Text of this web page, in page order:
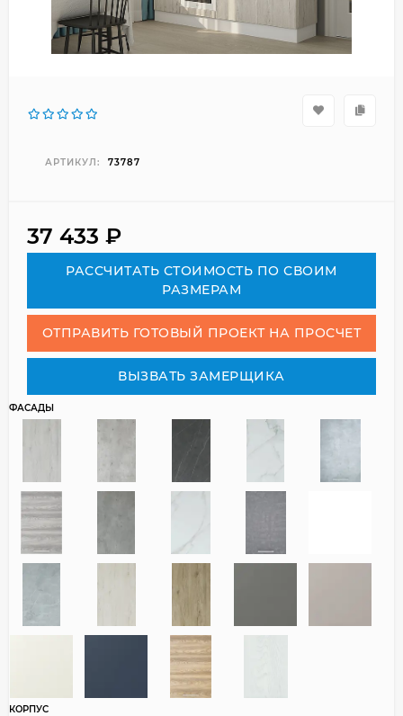
АРТИКУЛ: 73787
37 433 ₽
РАСCЧИТАТЬ СТОИМОСТЬ ПО СВОИМ
РАЗМЕРАМ
ОТПРАВИТЬ ГОТОВЫЙ ПРОЕКТ НА ПРОСЧЕТ
ВЫЗВАТЬ ЗАМЕРЩИКА
ФАСАДЫ
КОРПУС